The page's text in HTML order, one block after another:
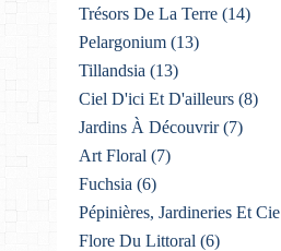
Trésors De La Terre (14)
Pelargonium (13)
Tillandsia (13)
Ciel D'ici Et D'ailleurs (8)
Jardins À Découvrir(7)
Art Floral (7)
Fuchsia (6)
Pépinières, Jardineries Et Cie
Flore Du Littoral (6)